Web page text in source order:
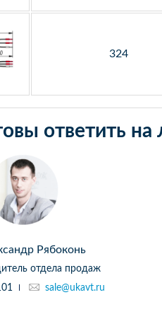
324
ответить
Рябоконь
отдела продаж
sale@ukavt.ru